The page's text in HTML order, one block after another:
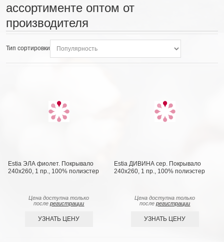
ассортименте оптом от
производителя
Тип сортировки
Estia ЭЛА фиолет. Покрывало
240х260, 1 пр., 100% полиэстер
Цена доступна только
послерегистрации
УЗНАТЬ ЦЕНУ
Estia ДИВИНА сер. Покрывало
240х260, 1 пр., 100% полиэстер
Цена доступна только
послерегистрации
УЗНАТЬ ЦЕНУ